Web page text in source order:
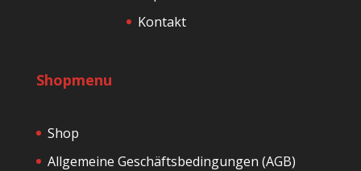
Kontakt
Shopmenu
Shop
Allgemeine Geschäftsbedingungen (AGB)